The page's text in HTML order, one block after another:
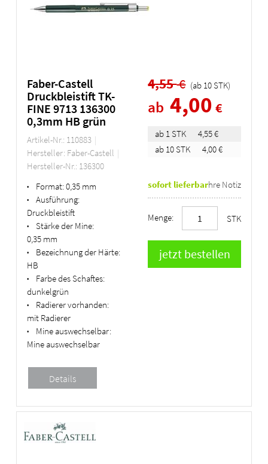
Faber-Castell
Druckbleistift TK-
FINE 9713 136300
0,3mm HB grün
Artikel-Nr.: 110883
Hersteller: Faber-Castell
Hersteller-Nr.: 136300
• Format:0,35 mm
•
Ausführung:
Druckbleistift
•
Stärke der Mine:
0,35 mm
•
Bezeichnung der Härte:
HB
•
Farbe des Schaftes:
dunkelgrün
•
Radierer vorhanden:
mit Radierer
•
Mine auswechselbar:
Mine auswechselbar
4,55€ (ab 10 STK)
ab 4,00 €
ab 1 STK
4,55 €
ab 10 STK
4,00 €
sofort lieferbarIhre Notiz
Menge: STK